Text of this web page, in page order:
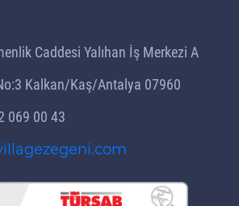
Caddesi Yalıhan İş Merkezi A
Kalkan/Kaş/Antalya 07960
069 00 43